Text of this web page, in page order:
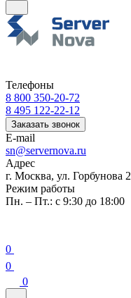
Телефоны
8 800 350-20-72
8 495 122-22-12
Заказать звонок
E-mail
sn@servernova.ru
Адрес
г. Москва, ул. Горбунова
Режим работы
Пн. – Пт.: с 9:30 до 18:00
0
0
0